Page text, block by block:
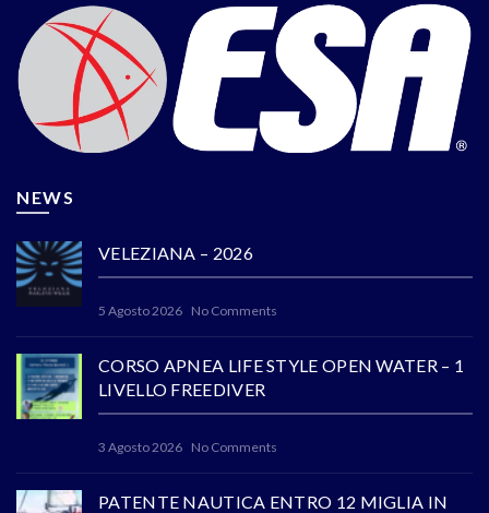
NEWS
VELEZIANA – 2026
5 Agosto 2026 No Comments
CORSO APNEA LIFE STYLE OPEN WATER – 1
LIVELLO FREEDIVER
3 Agosto 2026 No Comments
PATENTE NAUTICA ENTRO 12 MIGLIA IN